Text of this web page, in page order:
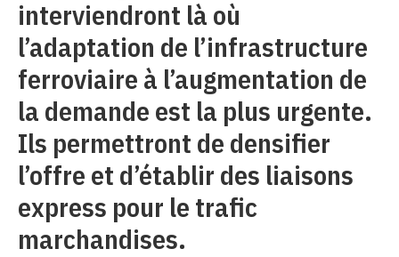
interviendront là où
l’adaptation de l’infrastructure
ferroviaire à l’augmentation de
la demande est la plus urgente.
Ils permettront de densifier
l’offre et d’établir des liaisons
express pour le trafic
marchandises.